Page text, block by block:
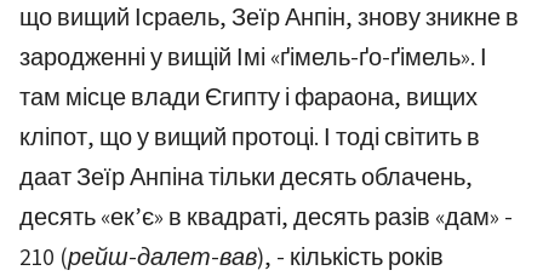
що вищий Ісраель, Зеїр Анпін, знову зникне в
зародженні у вищій Імі «ґімель-ґо-ґімель». І
там місце влади Єгипту і фараона, вищих
кліпот, що у вищий протоці. І тоді світить в
даат Зеїр Анпіна тільки десять облачень,
десять «ек’є» в квадраті, десять разів «дам» -
210 (рейш-далет-вав), - кількість років